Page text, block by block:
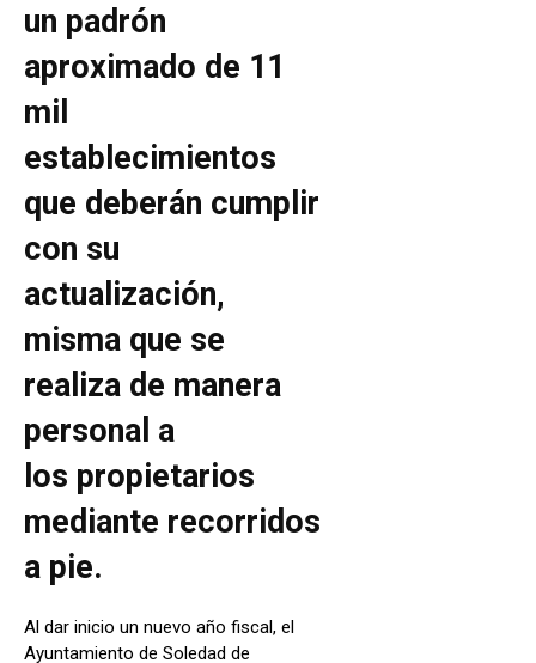
un padrón
aproximado de 11
mil
establecimientos
que deberán cumplir
con su
actualización,
misma que se
realiza de manera
personal a
los propietarios
mediante recorridos
a pie.
Al dar inicio un nuevo año fiscal, el
Ayuntamiento de Soledad de